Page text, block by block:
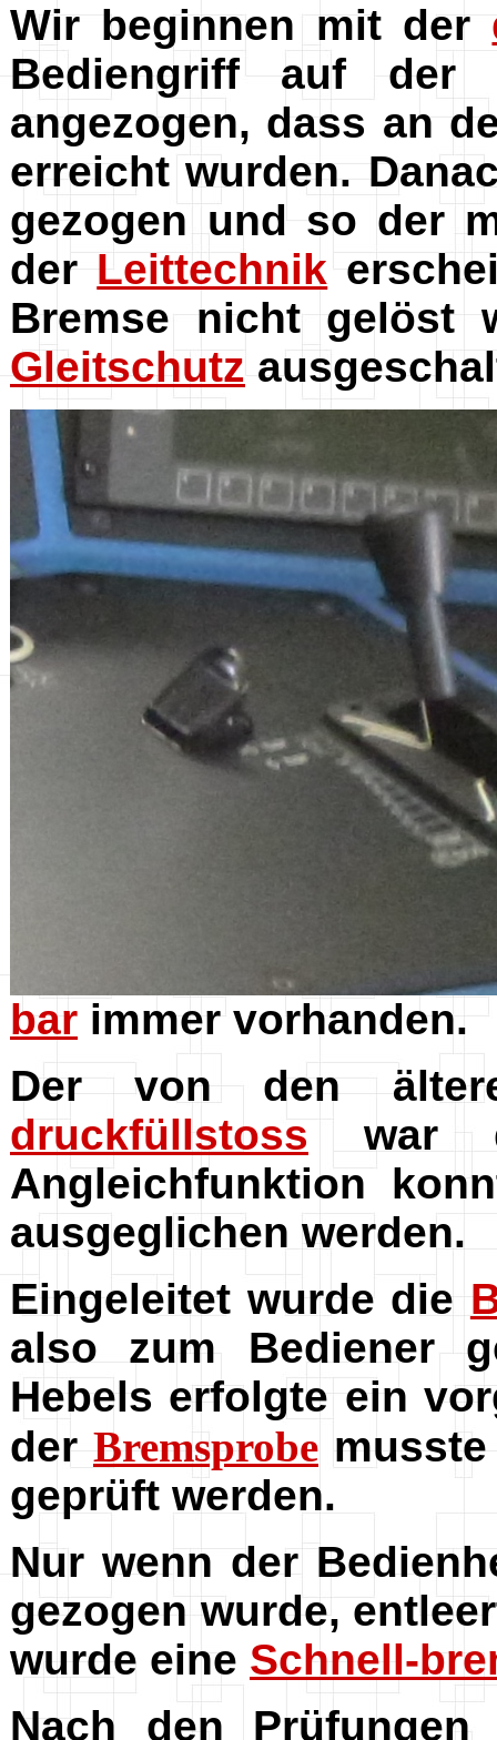
Wir beginnen mit der
Bediengriff auf der
angezogen, dass an
erreicht wurden.
gezogen und so der
der Leittechnik
Bremse nicht gelöst
Gleitschutz
bar immer vorhanden.
Der von den
druckfüllstoss war
Angleichfunktion
ausgeglichen werden.
Eingeleitet wurde die
also zum Bediener
Hebels erfolgte ein
der Bremsprobe
geprüft werden.
Nur wenn der
gezogen wurde,
wurde eine Schnell-
Nach den